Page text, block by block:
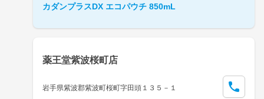
カダンプラスDX エコパウチ 850mL
薬王堂紫波桜町店
岩手県紫波郡紫波町桜町字田頭１３５－１